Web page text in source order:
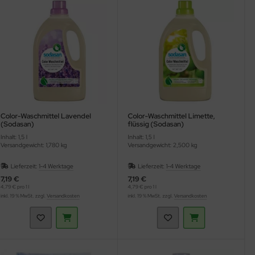
Color-Waschmittel Lavendel
(Sodasan)
Inhalt: 1,5 l
Versandgewicht: 1,780 kg
Lieferzeit: 1-4 Werktage
7,19 €
4,79 € pro 1 l
inkl. 19 % MwSt. zzgl. Versandkosten
Color-Waschmittel Limette,
flüssig (Sodasan)
Inhalt: 1,5 l
Versandgewicht: 2,500 kg
Lieferzeit: 1-4 Werktage
7,19 €
4,79 € pro 1 l
inkl. 19 % MwSt. zzgl. Versandkosten